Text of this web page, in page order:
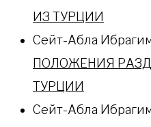
ИЗ ТУРЦИИ
Сейт-Абла
ПОЛОЖЕНИЯ
ТУРЦИИ
Сейт-Абла